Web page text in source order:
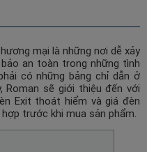
mại là những nơi dễ xảy
an toàn trong những tình
có những bảng chỉ dẫn ở
Roman sẽ giới thiệu đến với
Exit thoát hiểm và giá đèn
trước khi mua sản phẩm.